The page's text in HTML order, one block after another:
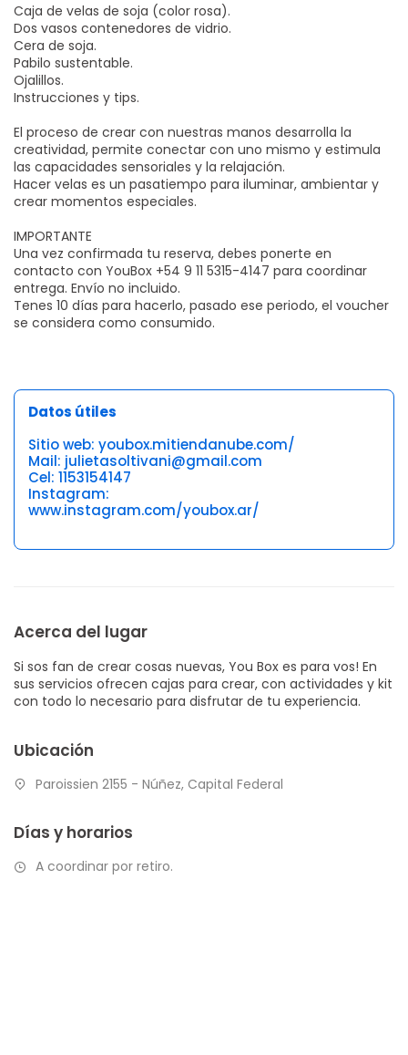
Caja de velas de soja (color rosa).
Dos vasos contenedores de vidrio.
Cera de soja.
Pabilo sustentable.
Ojalillos.
Instrucciones y tips.
El proceso de crear con nuestras manos desarrolla la
creatividad, permite conectar con uno mismo y estimula
las capacidades sensoriales y la relajación.
Hacer velas es un pasatiempo para iluminar, ambientar y
crear momentos especiales.
IMPORTANTE
Una vez confirmada tu reserva, debes ponerte en
contacto con YouBox +54 9 11 5315-4147 para coordinar
entrega. Envío no incluido.
Tenes 10 días para hacerlo, pasado ese periodo, el voucher
se considera como consumido.
Datos útiles
Sitio web: youbox.mitiendanube.com/
Mail: julietasoltivani@gmail.com
Cel: 1153154147
Instagram:
www.instagram.com/youbox.ar/
Acerca del lugar
Si sos fan de crear cosas nuevas, You Box es para vos! En
sus servicios ofrecen cajas para crear, con actividades y kit
con todo lo necesario para disfrutar de tu experiencia.
Ubicación
Paroissien 2155 - Núñez, Capital Federal
Días y horarios
A coordinar por retiro.